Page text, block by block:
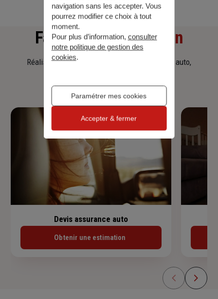
Faitesune simulation
Réalisez une simulation tarifaire d'assurance, auto,
Devis assurance auto
Obtenir une estimation
navigation sans les accepter. Vous
pourrez modifier ce choix à tout
moment.
Pour plus d’information, consulter
notre politique de gestion des
cookies.
Paramétrer mes cookies
Accepter & fermer